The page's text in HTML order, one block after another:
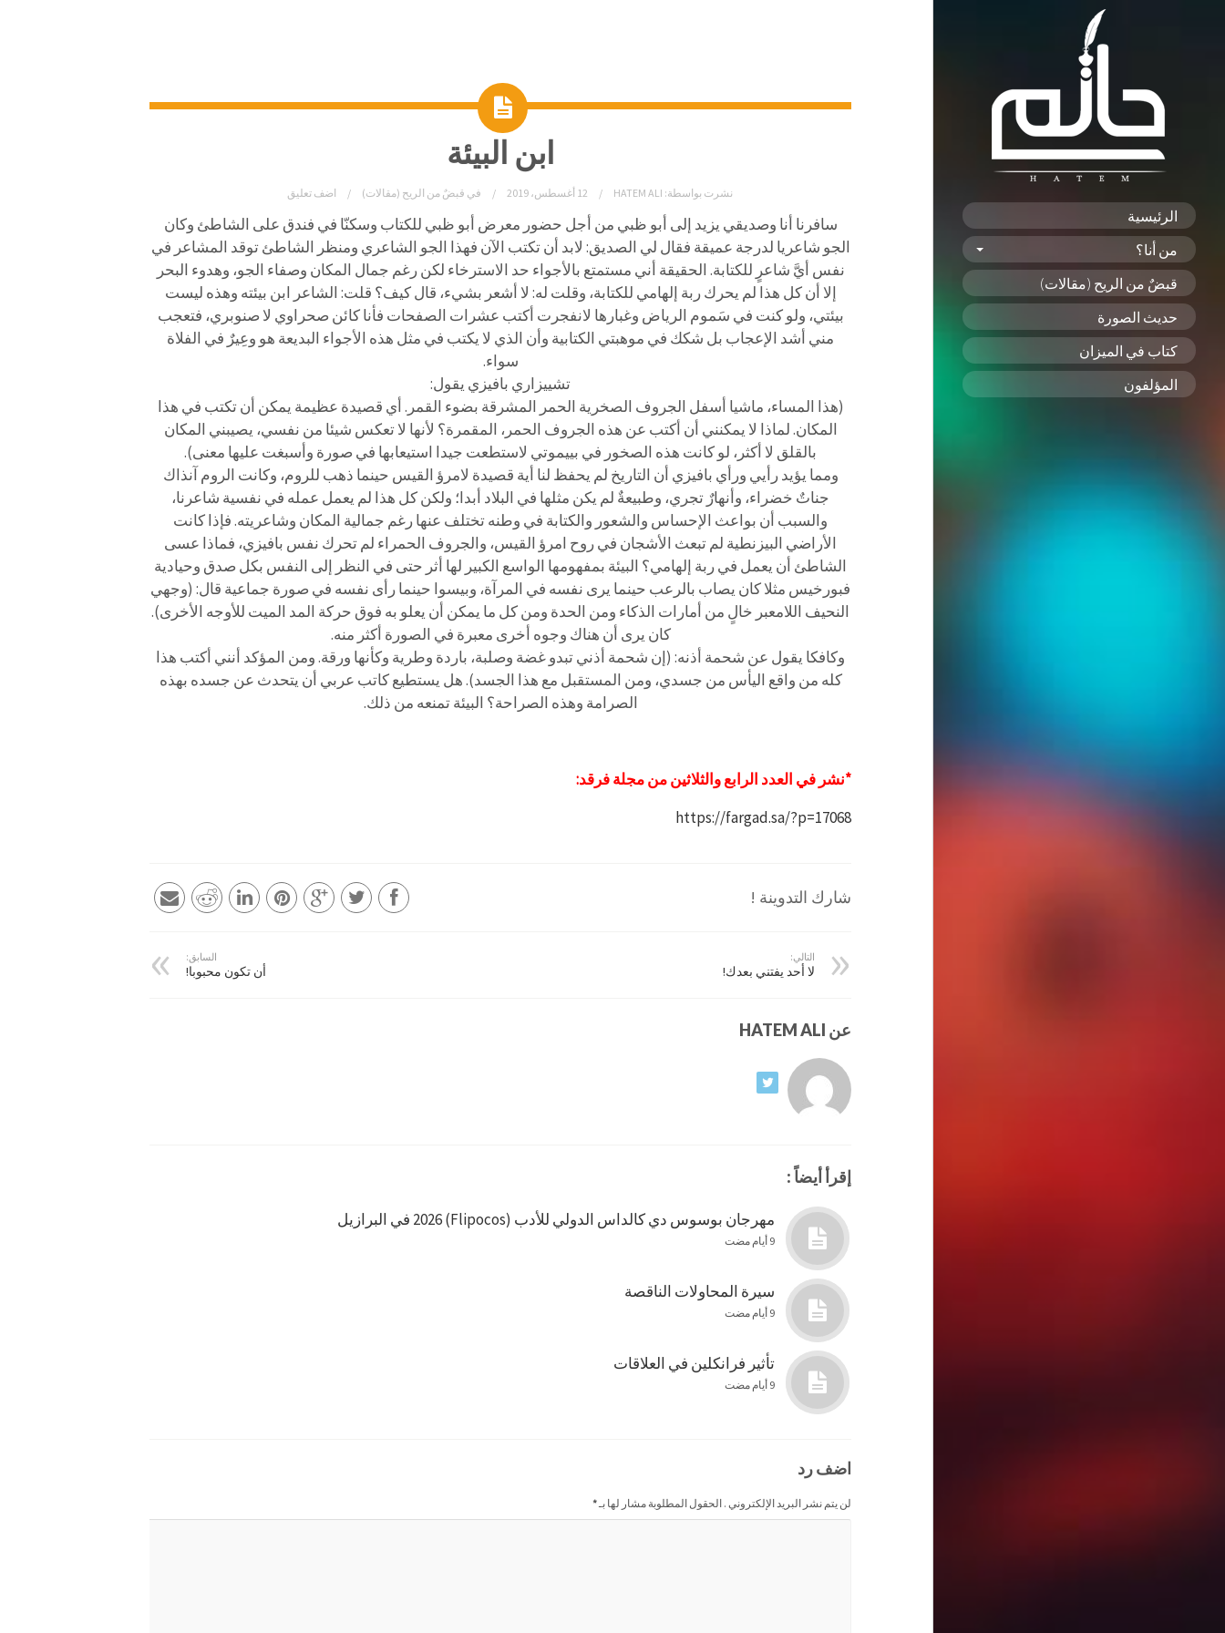
الرئيسية
من أنا؟
قبضٌ من الريح (مقالات)
حديث الصورة
كتاب في الميزان
المؤلفون
ابن البيئة
نشرت بواسطة: HATEM ALI 12 أغسطس، 2019 في قبضٌ من الريح (مقالات) اضف تعليق
سافرنا أنا وصديقي يزيد إلى أبو ظبي من أجل حضور معرض أبو ظبي للكتاب وسكنّا في فندق على الشاطئ وكان
الجو شاعريا لدرجة عميقة فقال لي الصديق: لابد أن تكتب الآن فهذا الجو الشاعري ومنظر الشاطئ توقد المشاعر في
نفس أيَّ شاعرٍ للكتابة. الحقيقة أني مستمتع بالأجواء حد الاسترخاء لكن رغم جمال المكان وصفاء الجو، وهدوء البحر
إلا أن كل هذا لم يحرك ربة إلهامي للكتابة، وقلت له: لا أشعر بشيء، قال كيف؟ قلت: الشاعر ابن بيئته وهذه ليست
بيئتي، ولو كنت في سَموم الرياض وغبارها لانفجرت أكتب عشرات الصفحات فأنا كائن صحراوي لا صنوبري، فتعجب
مني أشد الإعجاب بل شكك في موهبتي الكتابية وأن الذي لا يكتب في مثل هذه الأجواء البديعة هو وعِيرٌ في الفلاة
سواء.
تشييزاري بافيزي يقول:
(هذا المساء، ماشيا أسفل الجروف الصخرية الحمر المشرقة بضوء القمر. أي قصيدة عظيمة يمكن أن تكتب في هذا
المكان. لماذا لا يمكنني أن أكتب عن هذه الجروف الحمر، المقمرة؟ لأنها لا تعكس شيئا من نفسي، يصيبني المكان
بالقلق لا أكثر، لو كانت هذه الصخور في بييموتي لاستطعت جيدا استيعابها في صورة وأسبغت عليها معنى).
ومما يؤيد رأيي ورأي بافيزي أن التاريخ لم يحفظ لنا أية قصيدة لامرؤ القيس حينما ذهب للروم، وكانت الروم آنذاك
جناتٌ خضراء، وأنهارٌ تجري، وطبيعةٌ لم يكن مثلها في البلاد أبدا؛ ولكن كل هذا لم يعمل عمله في نفسية شاعرنا،
والسبب أن بواعث الإحساس والشعور والكتابة في وطنه تختلف عنها رغم جمالية المكان وشاعريته. فإذا كانت
الأراضي البيزنطية لم تبعث الأشجان في روح امرؤ القيس، والجروف الحمراء لم تحرك نفس بافيزي، فماذا عسى
الشاطئ أن يعمل في ربة إلهامي؟ البيئة بمفهومها الواسع الكبير لها أثر حتى في النظر إلى النفس بكل صدق وحيادية
فبورخيس مثلا كان يصاب بالرعب حينما يرى نفسه في المرآة، وبيسوا حينما رأى نفسه في صورة جماعية قال: (وجهي
النحيف اللامعبر خالٍ من أمارات الذكاء ومن الحدة ومن كل ما يمكن أن يعلو به فوق حركة المد الميت للأوجه الأخرى).
كان يرى أن هناك وجوه أخرى معبرة في الصورة أكثر منه.
وكافكا يقول عن شحمة أذنه: (إن شحمة أذني تبدو غضة وصلبة، باردة وطرية وكأنها ورقة. ومن المؤكد أنني أكتب هذا
كله من واقع اليأس من جسدي، ومن المستقبل مع هذا الجسد). هل يستطيع كاتب عربي أن يتحدث عن جسده بهذه
الصرامة وهذه الصراحة؟ البيئة تمنعه من ذلك.
*نشر في العدد الرابع والثلاثين من مجلة فرقد:
https://fargad.sa/?p=17068
شارك التدوينة !
السابق:
أن تكون محبوبا!
التالي:
لا أحد يفتني بعدك!
عن HATEM ALI
إقرأ أيضاً :
مهرجان بوسوس دي كالداس الدولي للأدب (Flipocos) 2026 في البرازيل
9 أيام مضت
سيرة المحاولات الناقصة
9 أيام مضت
تأثير فرانكلين في العلاقات
9 أيام مضت
اضف رد
لن يتم نشر البريد الإلكتروني . الحقول المطلوبة مشار لها بـ*